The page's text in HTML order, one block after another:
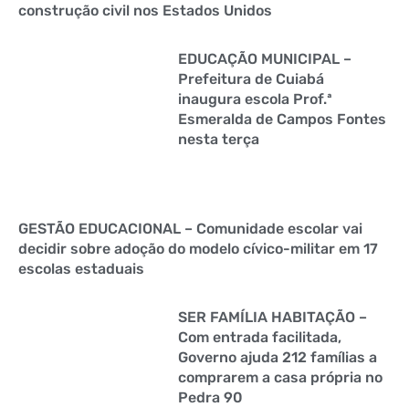
construção civil nos Estados Unidos
EDUCAÇÃO MUNICIPAL –
Prefeitura de Cuiabá
inaugura escola Prof.ª
Esmeralda de Campos Fontes
nesta terça
GESTÃO EDUCACIONAL – Comunidade escolar vai
decidir sobre adoção do modelo cívico-militar em 17
escolas estaduais
SER FAMÍLIA HABITAÇÃO –
Com entrada facilitada,
Governo ajuda 212 famílias a
comprarem a casa própria no
Pedra 90